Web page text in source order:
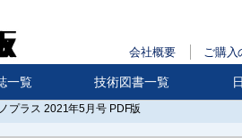
会社概要 ご購入
一覧 技術図書一覧
プラス 2021年5月号 PDF版